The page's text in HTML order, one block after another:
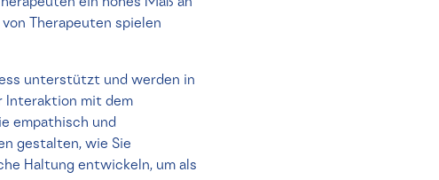
ein hohes Maß an
Therapeuten spielen
unterstützt und werden in
Interaktion mit dem
empathisch und
gestalten, wie Sie
Haltung entwickeln, um als